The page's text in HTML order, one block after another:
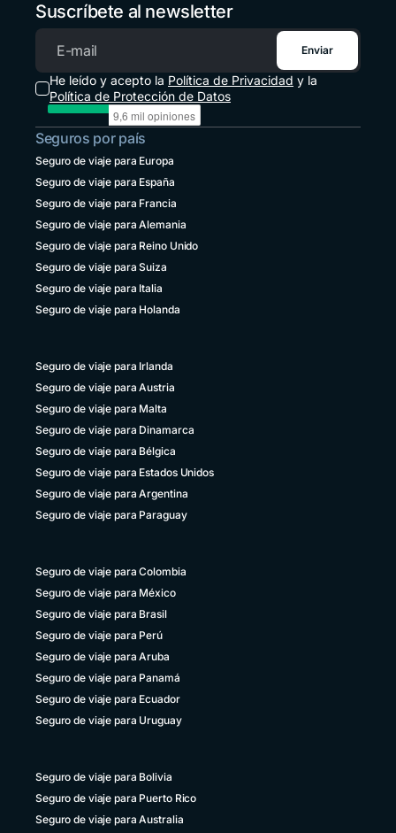
México
Panamá
+507 833 7978
Paraguay
+595 21 2380238
+51 1 6449164
República Dominicana
Uruguay
+598 4 135983937
Suscríbete al newsletter
Correo electrónico
Enviar
He leído y acepto la Política de Privacidad y la
Política de Protección de Datos
Seguros por país
Seguro de viaje para Europa
Seguro de viaje para España
Seguro de viaje para Francia
Seguro de viaje para Alemania
Seguro de viaje para Reino Unido
Seguro de viaje para Suiza
Seguro de viaje para Italia
Seguro de viaje para Holanda
Seguro de viaje para Irlanda
Seguro de viaje para Austria
Seguro de viaje para Malta
Seguro de viaje para Dinamarca
Seguro de viaje para Bélgica
Seguro de viaje para Estados Unidos
Seguro de viaje para Argentina
Seguro de viaje para Paraguay
Seguro de viaje para Colombia
Seguro de viaje para México
Seguro de viaje para Brasil
Seguro de viaje para Perú
Seguro de viaje para Aruba
Seguro de viaje para Panamá
Seguro de viaje para Ecuador
Seguro de viaje para Uruguay
Seguro de viaje para Bolivia
Seguro de viaje para Puerto Rico
Seguro de viaje para Australia